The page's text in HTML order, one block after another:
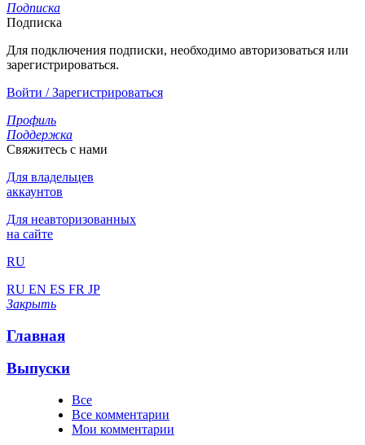
Подписка
Подписка
Для подключения подписки, необходимо авторизоваться или
зарегистрироваться.
Войти / Зарегистрироваться
Профиль
Поддержка
Свяжитесь с нами
Для владельцев
аккаунтов
Для неавторизованных
на сайте
RU
RU EN ES FR JP
Закрыть
Главная
Выпуски
Все
Все комментарии
Мои комментарии